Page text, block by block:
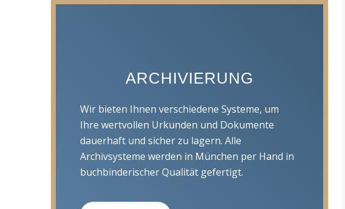
ARCHIVIERUNG
Wir bieten Ihnen verschiedene Systeme, um
Ihre wertvollen Urkunden und Dokumente
dauerhaft und sicher zu lagern. Alle
Archivsysteme werden in München per Hand in
buchbinderischer Qualität gefertigt.